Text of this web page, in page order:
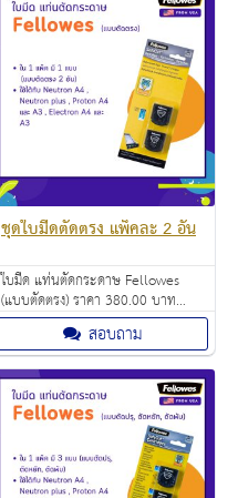
ชุดใบมีดตัดตรง แพ็คละ 2 อัน
ใบมีด แท่นตัดกระดาษ Fellowes
(แบบตัดตรง) ราคา 380.00 บาท
ใช้ได้กับ Neutron A4 , Neutron
plus , Proton A4 และ A3 ,
Electron A4 และ A3
สอบถาม